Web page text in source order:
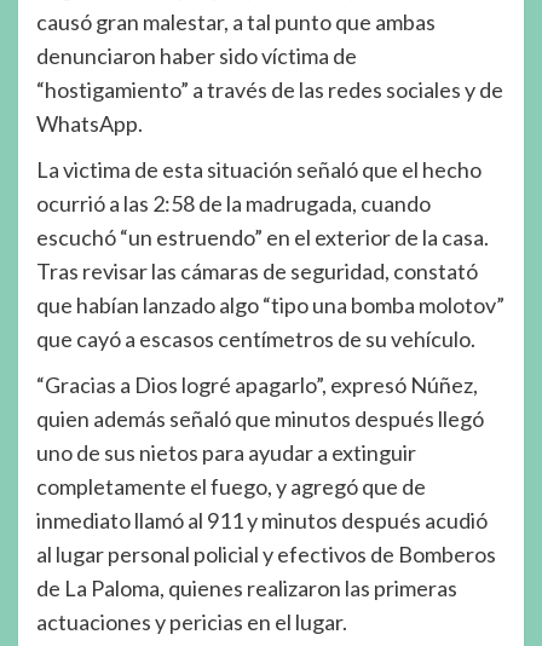
causó gran malestar, a tal punto que ambas
denunciaron haber sido víctima de
“hostigamiento” a través de las redes sociales y de
WhatsApp.
La victima de esta situación señaló que el hecho
ocurrió a las 2:58 de la madrugada, cuando
escuchó “un estruendo” en el exterior de la casa.
Tras revisar las cámaras de seguridad, constató
que habían lanzado algo “tipo una bomba molotov”
que cayó a escasos centímetros de su vehículo.
“Gracias a Dios logré apagarlo”, expresó Núñez,
quien además señaló que minutos después llegó
uno de sus nietos para ayudar a extinguir
completamente el fuego, y agregó que de
inmediato llamó al 911 y minutos después acudió
al lugar personal policial y efectivos de Bomberos
de La Paloma, quienes realizaron las primeras
actuaciones y pericias en el lugar.